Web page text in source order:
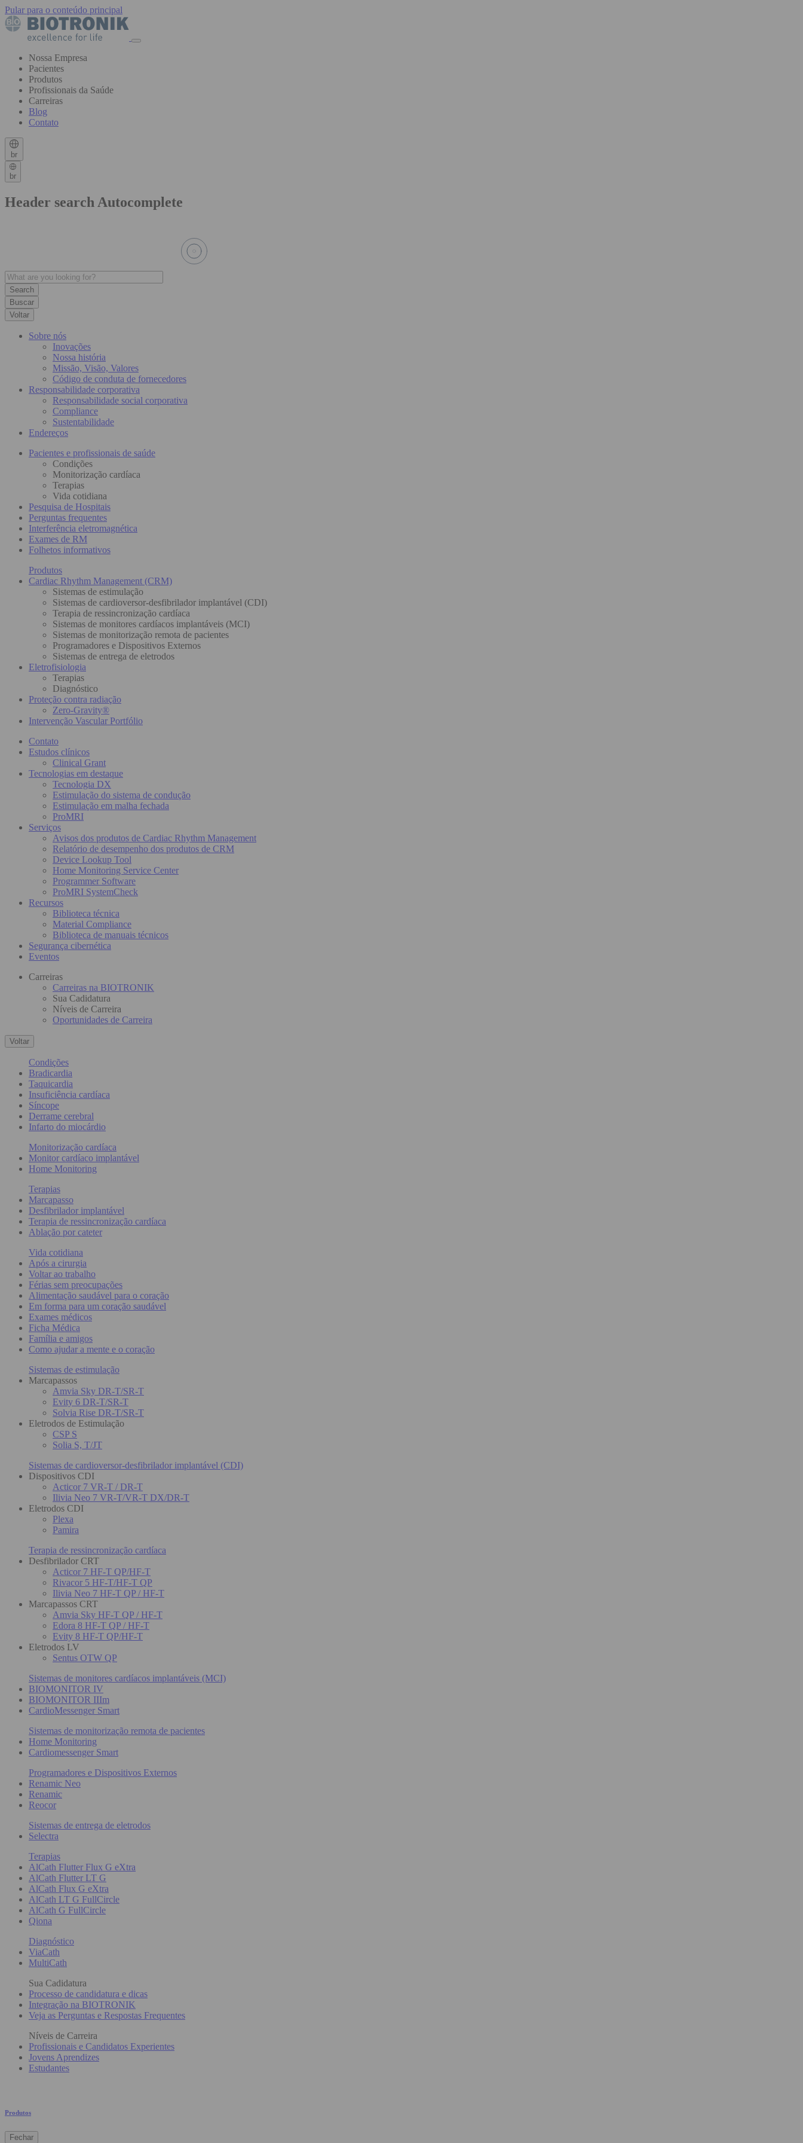
Pular para o conteúdo principal
Nossa Empresa
Pacientes
Produtos
Profissionais da Saúde
Carreiras
Blog
Contato
br
br
Header search Autocomplete
Buscar
Voltar
Sobre nós
Inovações
Nossa história
Missão, Visão, Valores
Código de conduta de fornecedores
Responsabilidade corporativa
Responsabilidade social corporativa
Compliance
Sustentabilidade
Endereços
Pacientes e profissionais de saúde
Condições
Monitorização cardíaca
Terapias
Vida cotidiana
Pesquisa de Hospitais
Perguntas frequentes
Interferência eletromagnética
Exames de RM
Folhetos informativos
Produtos
Cardiac Rhythm Management (CRM)
Sistemas de estimulação
Sistemas de cardioversor-desfibrilador implantável (CDI)
Terapia de ressincronização cardíaca
Sistemas de monitores cardíacos implantáveis (MCI)
Sistemas de monitorização remota de pacientes
Programadores e Dispositivos Externos
Sistemas de entrega de eletrodos
Eletrofisiologia
Terapias
Diagnóstico
Proteção contra radiação
Zero-Gravity®
Intervenção Vascular Portfólio
Contato
Estudos clínicos
Clinical Grant
Tecnologias em destaque
Tecnologia DX
Estimulação do sistema de condução
Estimulação em malha fechada
ProMRI
Serviços
Avisos dos produtos de Cardiac Rhythm Management
Relatório de desempenho dos produtos de CRM
Device Lookup Tool
Home Monitoring Service Center
Programmer Software
ProMRI SystemCheck
Recursos
Biblioteca técnica
Material Compliance
Biblioteca de manuais técnicos
Segurança cibernética
Eventos
Carreiras
Carreiras na BIOTRONIK
Sua Cadidatura
Níveis de Carreira
Oportunidades de Carreira
Voltar
Condições
Bradicardia
Taquicardia
Insuficiência cardíaca
Síncope
Derrame cerebral
Infarto do miocárdio
Monitorização cardíaca
Monitor cardíaco implantável
Home Monitoring
Terapias
Marcapasso
Desfibrilador implantável
Terapia de ressincronização cardíaca
Ablação por cateter
Vida cotidiana
Após a cirurgia
Voltar ao trabalho
Férias sem preocupações
Alimentação saudável para o coração
Em forma para um coração saudável
Exames médicos
Ficha Médica
Família e amigos
Como ajudar a mente e o coração
Sistemas de estimulação
Marcapassos
Amvia Sky DR-T/SR-T
Evity 6 DR-T/SR-T
Solvia Rise DR-T/SR-T
Eletrodos de Estimulação
CSP S
Solia S, T/JT
Sistemas de cardioversor-desfibrilador implantável (CDI)
Dispositivos CDI
Acticor 7 VR-T / DR-T
Ilivia Neo 7 VR-T/VR-T DX/DR-T
Eletrodos CDI
Plexa
Pamira
Terapia de ressincronização cardíaca
Desfibrilador CRT
Acticor 7 HF-T QP/HF-T
Rivacor 5 HF-T/HF-T QP
Ilivia Neo 7 HF-T QP / HF-T
Marcapassos CRT
Amvia Sky HF-T QP / HF-T
Edora 8 HF-T QP / HF-T
Evity 8 HF-T QP/HF-T
Eletrodos LV
Sentus OTW QP
Sistemas de monitores cardíacos implantáveis (MCI)
BIOMONITOR IV
BIOMONITOR IIIm
CardioMessenger Smart
Sistemas de monitorização remota de pacientes
Home Monitoring
Cardiomessenger Smart
Programadores e Dispositivos Externos
Renamic Neo
Renamic
Reocor
Sistemas de entrega de eletrodos
Selectra
Terapias
AlCath Flutter Flux G eXtra
AlCath Flutter LT G
AlCath Flux G eXtra
AlCath LT G FullCircle
AlCath G FullCircle
Qiona
Diagnóstico
ViaCath
MultiCath
Sua Cadidatura
Processo de candidatura e dicas
Integração na BIOTRONIK
Veja as Perguntas e Respostas Frequentes
Níveis de Carreira
Profissionais e Candidatos Experientes
Jovens Aprendizes
Estudantes
Produtos
Fechar